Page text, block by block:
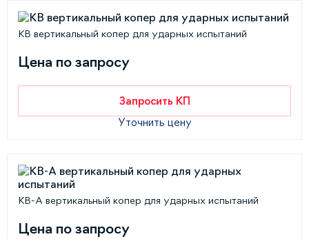
КВ вертикальный копер для ударных испытаний
Цена по запросу
Запросить КП
Уточнить цену
КВ-А вертикальный копер для ударных испытаний
Цена по запросу